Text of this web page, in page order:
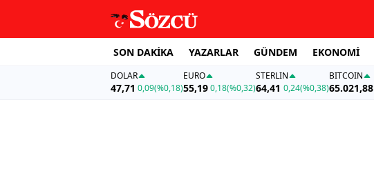
SON DAKİKA YAZARLAR GÜNDEM EKONOMİ
DOLAR
47,71 0,09(%0,18)
EURO
55,19 0,18(%0,32)
STERLIN
64,41 0,24(%0,38)
BITCOIN
65.021,88